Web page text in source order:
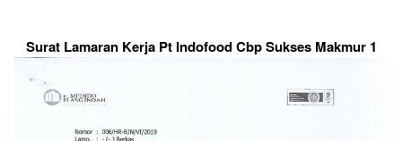
Surat Lamaran Kerja Pt Indofood Cbp Sukses Makmur 1